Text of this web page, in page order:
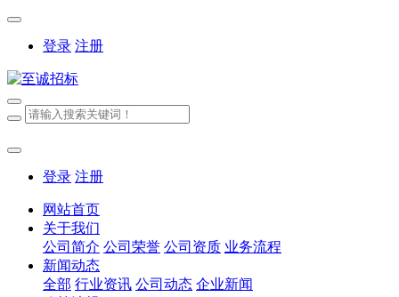
登录 注册
登录 注册
网站首页
关于我们
公司简介 公司荣誉 公司资质 业务流程
新闻动态
全部 行业资讯 公司动态 企业新闻